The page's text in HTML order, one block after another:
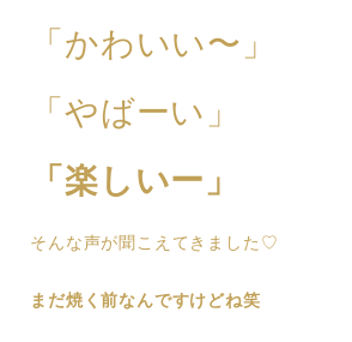
「かわいい〜」
「やばーい」
「楽しいー」
そんな声が聞こえてきました♡
まだ焼く前なんですけどね笑